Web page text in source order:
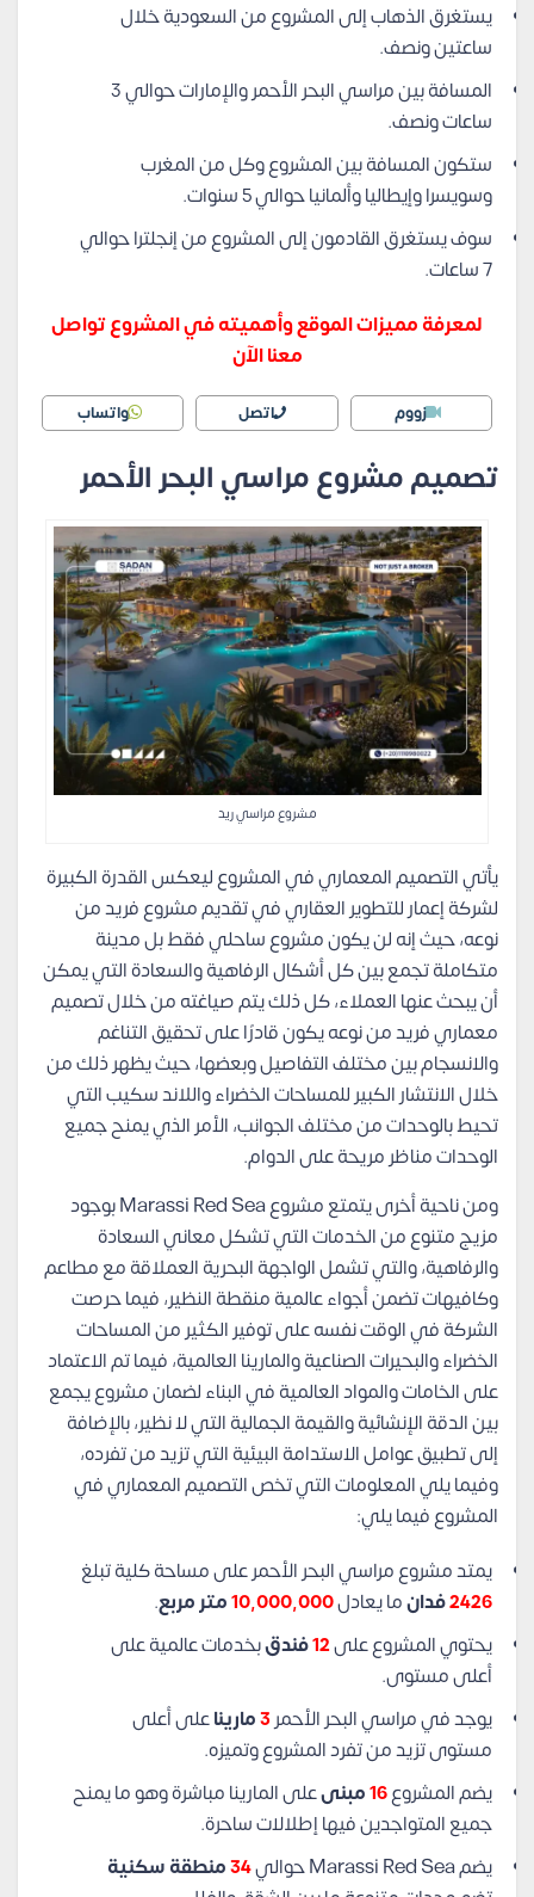
يستغرق الذهاب إلى المشروع من السعودية خلال
ساعتين ونصف.
المسافة بين مراسي البحر الأحمر والإمارات حوالي 3
ساعات ونصف.
ستكون المسافة بين المشروع وكل من المغرب
وسويسرا وإيطاليا وألمانيا حوالي 5 سنوات.
سوف يستغرق القادمون إلى المشروع من إنجلترا حوالي
7 ساعات.
لمعرفة مميزات الموقع وأهميته في المشروع تواصل
معنا الآن
زووم اتصل واتساب
تصميم مشروع مراسي البحر الأحمر
مشروع مراسي ريد
يأتي التصميم المعماري في المشروع ليعكس القدرة الكبيرة
لشركة إعمار للتطوير العقاري في تقديم مشروع فريد من
نوعه، حيث إنه لن يكون مشروع ساحلي فقط بل مدينة
متكاملة تجمع بين كل أشكال الرفاهية والسعادة التي يمكن
أن يبحث عنها العملاء، كل ذلك يتم صياغته من خلال تصميم
معماري فريد من نوعه يكون قادرًا على تحقيق التناغم
والانسجام بين مختلف التفاصيل وبعضها، حيث يظهر ذلك من
خلال الانتشار الكبير للمساحات الخضراء واللاند سكيب التي
تحيط بالوحدات من مختلف الجوانب، الأمر الذي يمنح جميع
الوحدات مناظر مريحة على الدوام.
ومن ناحية أخرى يتمتع مشروع Marassi Red Sea بوجود
مزيج متنوع من الخدمات التي تشكل معاني السعادة
والرفاهية، والتي تشمل الواجهة البحرية العملاقة مع مطاعم
وكافيهات تضمن أجواء عالمية منقطة النظير، فيما حرصت
الشركة في الوقت نفسه على توفير الكثير من المساحات
الخضراء والبحيرات الصناعية والمارينا العالمية، فيما تم الاعتماد
على الخامات والمواد العالمية في البناء لضمان مشروع يجمع
بين الدقة الإنشائية والقيمة الجمالية التي لا نظير، بالإضافة
إلى تطبيق عوامل الاستدامة البيئية التي تزيد من تفرده،
وفيما يلي المعلومات التي تخص التصميم المعماري في
المشروع فيما يلي:
يمتد مشروع مراسي البحر الأحمر على مساحة كلية تبلغ
2426فدانما يعادل10,000,000متر مربع.
يحتوي المشروع على12فندقبخدمات عالمية على
أعلى مستوى.
يوجد في مراسي البحر الأحمر3ماريناعلى أعلى
مستوى تزيد من تفرد المشروع وتميزه.
يضم المشروع16مبنىعلى المارينا مباشرة وهو ما يمنح
جميع المتواجدين فيها إطلالات ساحرة.
يضم Marassi Red Sea حوالي
منطقة سكنية